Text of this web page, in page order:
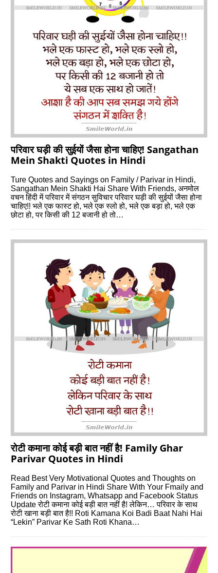
परिवार घड़ी की सुईयों जैसा होना चाहिए! Sangathan
Mein Shakti Quotes in Hindi
Ture Quotes and Sayings on Family / Parivar in Hindi,
Sangathan Mein Shakti Hai Share With Friends, अनमोल
वचन हिंदी में परिवार में संगठन सुविचार परिवार घड़ी की सुईयों जैसा होना
चाहिए!! भले एक फास्ट हो, भले एक स्लो हो, भले एक बड़ा हो, भले एक
छोटा हो, पर किसी की 12 बजानी हो तो…
रोटी कमाना कोई बड़ी बात नहीं है! Family Ghar
Parivar Quotes in Hindi
Read Best Very Motivational Quotes and Thoughts on
Family and Parivar in Hindi Share With Your Fmaily and
Friends on Instagram, Whatsapp and Facebook Status
Update रोटी कमाना कोई बड़ी बात नहीं है! लेकिन… परिवार के साथ
रोटी खाना बड़ी बात है!! Roti Kamana Koi Badi Baat Nahi Hai
“Lekin” Parivar Ke Sath Roti Khana…